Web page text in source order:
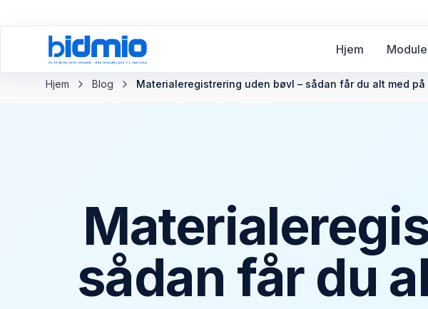
Hjem
Tilbage til bloggen
Hjem
Blog Materialeregistrering uden bøvl – sådan får du alt med
sådan får du